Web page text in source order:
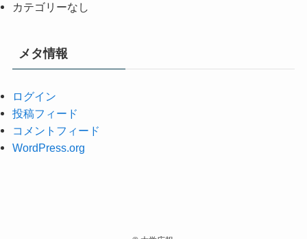
カテゴリーなし
メタ情報
ログイン
投稿フィード
コメントフィード
WordPress.org